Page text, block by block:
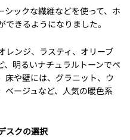
ックな繊維などを使って、ホ
きるようになりました。
レンジ、ラスティ、オリーブ
明るいナチュラルトーンでペ
床や壁には、グラニット、ウ
ベージュなど、人気の暖色系
スクの選択